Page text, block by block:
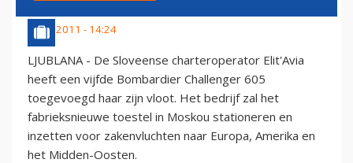
5 juni 2011 - 14:24
LJUBLANA - De Sloveense charteroperator Elit'Avia
heeft een vijfde Bombardier Challenger 605
toegevoegd haar zijn vloot. Het bedrijf zal het
fabrieksnieuwe toestel in Moskou stationeren en
inzetten voor zakenvluchten naar Europa, Amerika en
het Midden-Oosten.